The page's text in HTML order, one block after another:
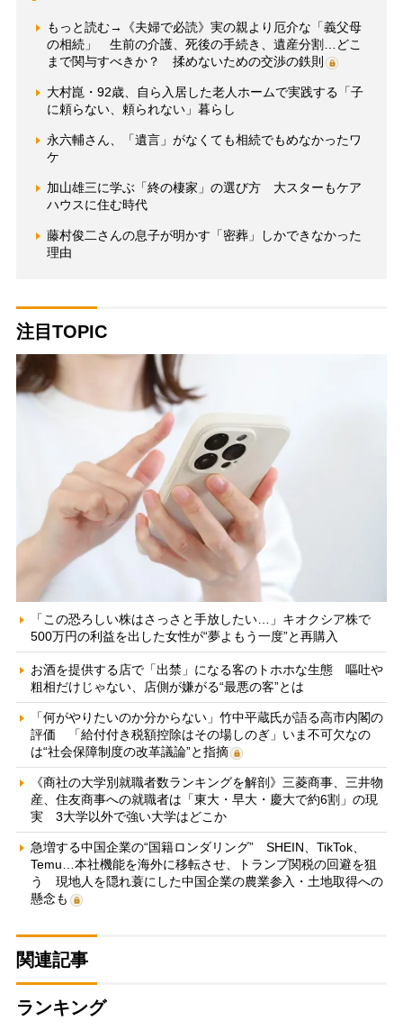
もっと読む→《夫婦で必読》実の親より厄介な「義父母
の相続」 生前の介護、死後の手続き、遺産分割…どこ
まで関与すべきか？ 揉めないための交渉の鉄則
大村崑・92歳、自ら入居した老人ホームで実践する「子
に頼らない、頼られない」暮らし
永六輔さん、「遺言」がなくても相続でもめなかったワ
ケ
加山雄三に学ぶ「終の棲家」の選び方 大スターもケア
ハウスに住む時代
藤村俊二さんの息子が明かす「密葬」しかできなかった
理由
注目TOPIC
「この恐ろしい株はさっさと手放したい…」キオクシア株で
500万円の利益を出した女性が“夢よもう一度”と再購入
お酒を提供する店で「出禁」になる客のトホホな生態 嘔吐や
粗相だけじゃない、店側が嫌がる“最悪の客”とは
「何がやりたいのか分からない」竹中平蔵氏が語る高市内閣の
評価 「給付付き税額控除はその場しのぎ」いま不可欠なの
は“社会保障制度の改革議論”と指摘
《商社の大学別就職者数ランキングを解剖》三菱商事、三井物
産、住友商事への就職者は「東大・早大・慶大で約6割」の現
実 3大学以外で強い大学はどこか
急増する中国企業の“国籍ロンダリング” SHEIN、TikTok、
Temu…本社機能を海外に移転させ、トランプ関税の回避を狙
う 現地人を隠れ蓑にした中国企業の農業参入・土地取得への
懸念も
関連記事
ランキング